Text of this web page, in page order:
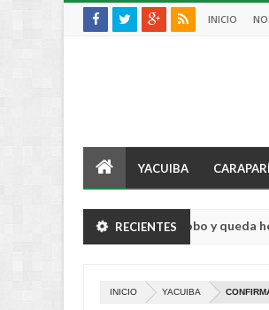
INICIO
YACUIBA
RECIENTES
sufre violento robo y queda herido
INICIO YACUIBA